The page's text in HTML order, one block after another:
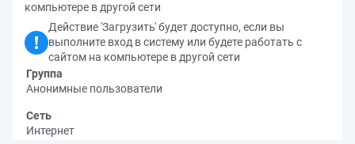
компьютере в другой сети
Действие 'Загрузить' будет доступно, если вы
выполните вход в систему или будете работать с
сайтом на компьютере в другой сети
Группа
Анонимные пользователи
Сеть
Интернет